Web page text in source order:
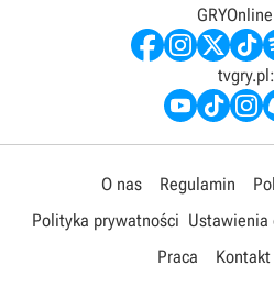
tvgry.pl:
O nas Regulamin
Polityka prywatności Ustawienia
Praca
Kontakt